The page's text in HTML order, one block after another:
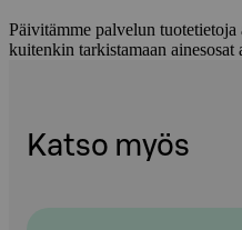
Päivitämme palvelun
kuitenkin tarkistamaan
Katso myös